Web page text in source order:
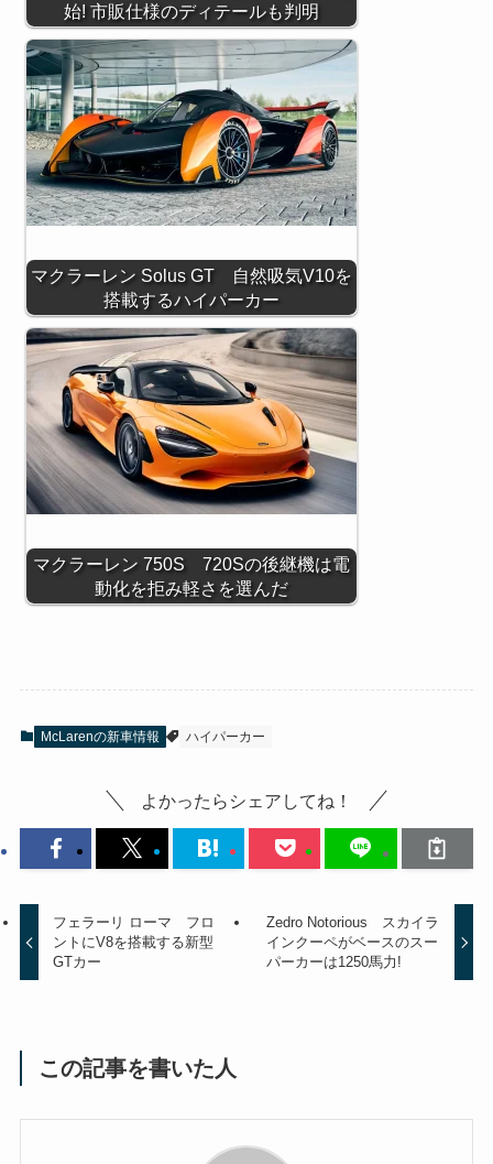
始! 市販仕様のディテールも判明
マクラーレン Solus GT 自然吸気V10を
搭載するハイパーカー
マクラーレン 750S 720Sの後継機は電
動化を拒み軽さを選んだ
McLarenの新車情報 ハイパーカー
よかったらシェアしてね！
フェラーリ ローマ フロ
ントにV8を搭載する新型
GTカー
Zedro Notorious スカイラ
インクーペがベースのスー
パーカーは1250馬力!
この記事を書いた人